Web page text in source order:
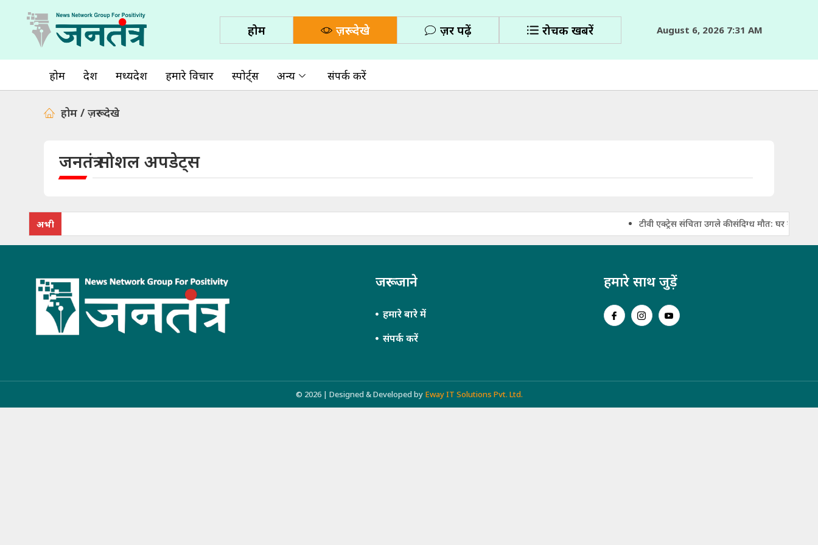
होम ज़रूर देखे ज़रूर पढ़ें रोचक खबरें August 6, 2026 7:31 AM
होम देश मध्यप्रदेश हमारे विचार स्पोर्ट्स अन्य संपर्क करें
होम / ज़रूर देखे
जनतंत्र सोशल अपडेट्स
अभी टीवी एक्ट्रेस संचिता उगले की संदिग्ध मौत: घर में
जरूर जाने
हमारे बारे में
संपर्क करें
हमारे साथ जुड़ें
© 2026 | Designed & Developed by Eway IT Solutions Pvt. Ltd.